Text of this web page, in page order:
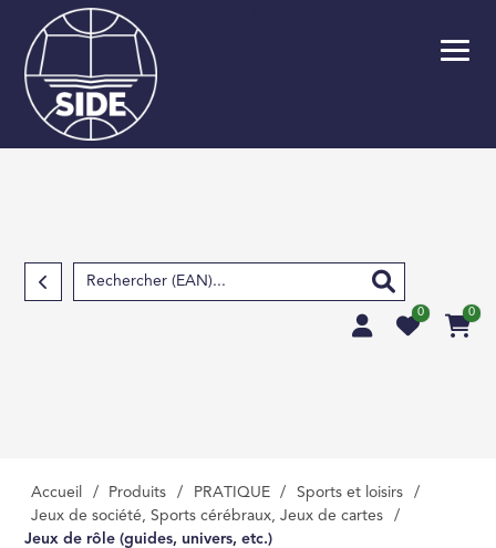
APPLIQUÉES
SCIENCES
MANAGEMENT,
0 0
Accueil / Produits / PRATIQUE / Sports et loisirs
/
Jeux de société, Sports cérébraux, Jeux de cartes
/
Jeux de rôle (guides, univers, etc.)